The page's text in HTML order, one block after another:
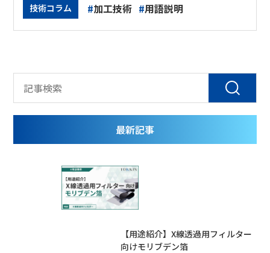
技術コラム #加工技術 #用語説明
最新記事
【用途紹介】X線透過用フィルター
向けモリブデン箔